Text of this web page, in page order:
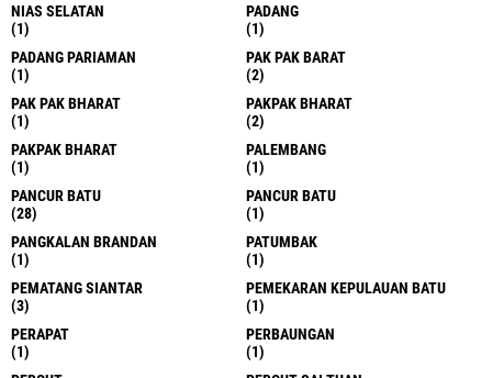
NIAS SELATAN
(1)
PADANG
(1)
PADANG PARIAMAN
(1)
PAK PAK BARAT
(2)
PAK PAK BHARAT
(1)
PAKPAK BHARAT
(2)
PAKPAK BHARAT
(1)
PALEMBANG
(1)
PANCUR BATU
(28)
PANCUR BATU
(1)
PANGKALAN BRANDAN
(1)
PATUMBAK
(1)
PEMATANG SIANTAR
(3)
PEMEKARAN KEPULAUAN BATU
(1)
PERAPAT
(1)
PERBAUNGAN
(1)